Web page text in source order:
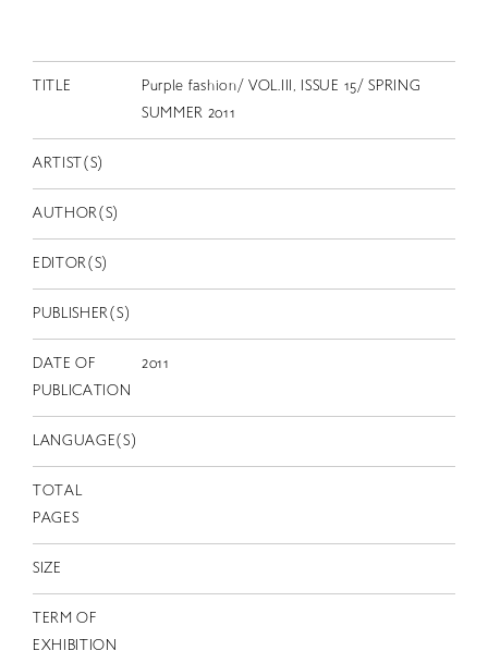
TITLE
Purple fashion/ VOL.III, ISSUE 15/ SPRING
SUMMER 2011
ARTIST(S)
AUTHOR(S)
EDITOR(S)
PUBLISHER(S)
DATE OF
PUBLICATION
2011
LANGUAGE(S)
TOTAL
PAGES
SIZE
TERM OF
EXHIBITION